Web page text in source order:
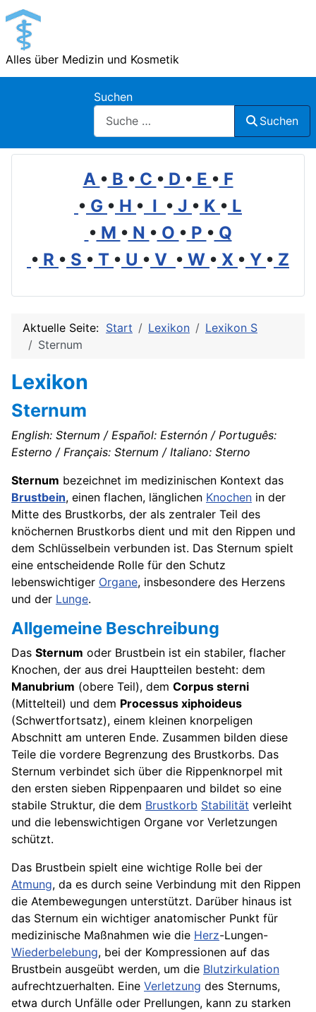
Alles über Medizin und Kosmetik
Suchen
Suchen
A • B • C • D • E • F
• G • H • I • J • K • L
• M • N • O • P • Q
• R • S • T • U • V • W • X • Y • Z
Aktuelle Seite: Start Lexikon
Lexikon S
Sternum
Lexikon
Sternum
English: Sternum / Español: Esternón / Português:
Esterno / Français: Sternum / Italiano: Sterno
Sternum bezeichnet im medizinischen Kontext das
Brustbein, einen flachen, länglichen Knochen in der
Mitte des Brustkorbs, der als zentraler Teil des
knöchernen Brustkorbs dient und mit den Rippen und
dem Schlüsselbein verbunden ist. Das Sternum spielt
eine entscheidende Rolle für den Schutz
lebenswichtiger Organe, insbesondere des Herzens
und der Lunge.
Allgemeine Beschreibung
Das Sternum oder Brustbein ist ein stabiler, flacher
Knochen, der aus drei Hauptteilen besteht: dem
Manubrium (obere Teil), dem Corpus sterni
(Mittelteil) und dem Processus xiphoideus
(Schwertfortsatz), einem kleinen knorpeligen
Abschnitt am unteren Ende. Zusammen bilden diese
Teile die vordere Begrenzung des Brustkorbs. Das
Sternum verbindet sich über die Rippenknorpel mit
den ersten sieben Rippenpaaren und bildet so eine
stabile Struktur, die dem Brustkorb Stabilität verleiht
und die lebenswichtigen Organe vor Verletzungen
schützt.
Das Brustbein spielt eine wichtige Rolle bei der
Atmung, da es durch seine Verbindung mit den Rippen
die Atembewegungen unterstützt. Darüber hinaus ist
das Sternum ein wichtiger anatomischer Punkt für
medizinische Maßnahmen wie die Herz-Lungen-
Wiederbelebung, bei der Kompressionen auf das
Brustbein ausgeübt werden, um die Blutzirkulation
aufrechtzuerhalten. Eine Verletzung des Sternums,
etwa durch Unfälle oder Prellungen, kann zu starken